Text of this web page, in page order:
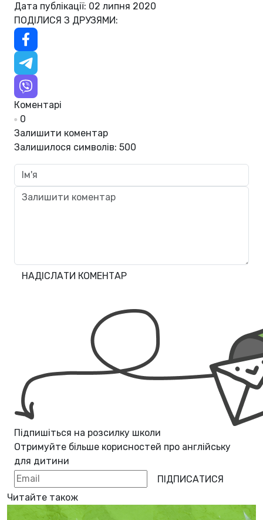
Дата публікації: 02 липня 2020
ПОДІЛИСЯ З ДРУЗЯМИ:
Коментарі
0
Залишити коментар
Залишилося символів: 500
НАДІСЛАТИ КОМЕНТАР
Підпишіться на розсилку школи
Отримуйте більше корисностей про англійську
для дитини
ПІДПИСАТИСЯ
Читайте також